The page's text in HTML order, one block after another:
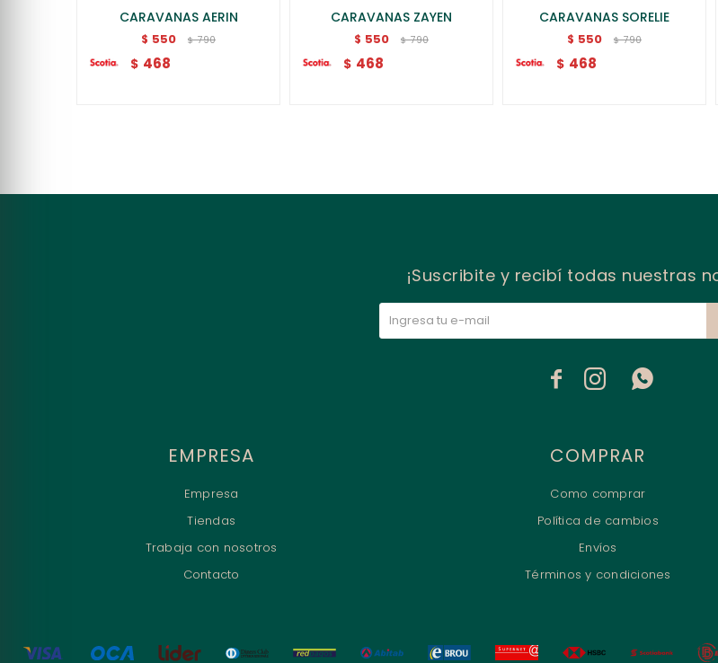
CARAVANAS AERIN
$ 550 $ 790
$ 468
CARAVANAS ZAYEN
$ 550 $ 790
$ 468
CARAVANAS SORELIE
$ 550 $ 790
$ 468
EMPRESA
Empresa
Tiendas
Trabaja con nosotros
Contacto
COMPRAR
Como comprar
Política de cambios
Envíos
Términos y condiciones
¡Suscribite y recibí todas nuestras
  